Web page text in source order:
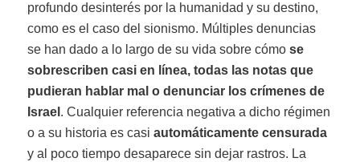
profundo desinterés por la humanidad y su destino,
como es el caso del sionismo. Múltiples denuncias
se han dado a lo largo de su vida sobre cómose
sobrescriben casi en línea, todas las notas que
pudieran hablar mal o denunciar los crímenes de
Israel . Cualquier referencia negativa a dicho régimen
o a su historia es casiautomáticamente censurada
y al poco tiempo desaparece sin dejar rastros. La